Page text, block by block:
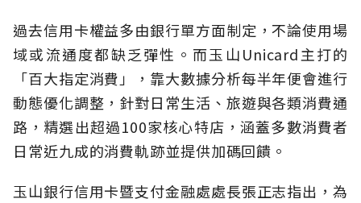
過去信用卡權益多由銀行單方面制定，不論使用場
域或流通度都缺乏彈性。而玉山Unicard主打的
「百大指定消費」，靠大數據分析每半年便會進行
動態優化調整，針對日常生活、旅遊與各類消費通
路，精選出超過100家核心特店，涵蓋多數消費者
日常近九成的消費軌跡並提供加碼回饋。
玉山銀行信用卡暨支付金融處處長張正志指出，為